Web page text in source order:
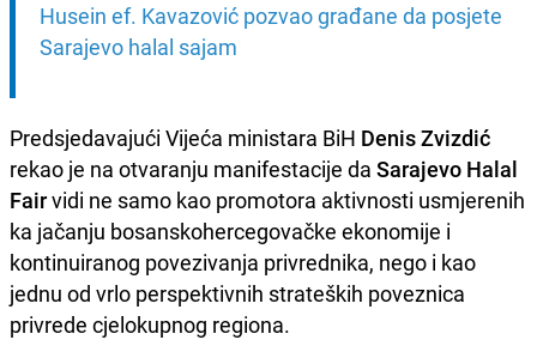
Husein ef. Kavazović pozvao građane da posjete
Sarajevo halal sajam
Predsjedavajući Vijeća ministara BiH Denis Zvizdić
rekao je na otvaranju manifestacije da Sarajevo Halal
Fairvidi ne samo kao promotora aktivnosti usmjerenih
ka jačanju bosanskohercegovačke ekonomije i
kontinuiranog povezivanja privrednika, nego i kao
jednu od vrlo perspektivnih strateških poveznica
privrede cjelokupnog regiona.